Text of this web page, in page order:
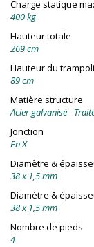
Charge statique
400 kg
Hauteur totale
269 cm
Hauteur du
89 cm
Matière structure
Acier galvanisé -
Jonction
En X
Diamètre &
38 x 1,5 mm
Diamètre &
38 x 1,5 mm
Nombre de pieds
4